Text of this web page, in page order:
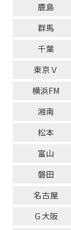
鹿島
群馬
千葉
東京Ｖ
横浜FM
湘南
松本
富山
磐田
名古屋
Ｇ大阪